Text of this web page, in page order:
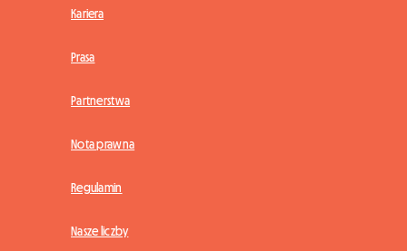
Kariera
Prasa
Partnerstwa
Nota prawna
Regulamin
Nasze liczby